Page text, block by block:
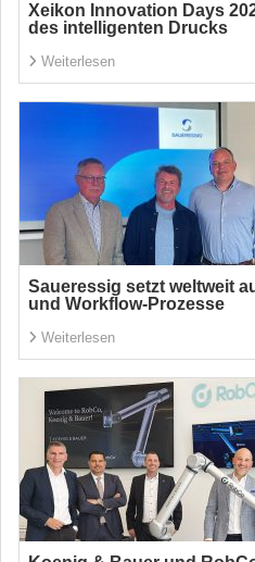
Xeikon Innovation Days
des intelligenten Drucks
Weiterlesen
Saueressig setzt weltweit
und Workflow-Prozesse
Weiterlesen